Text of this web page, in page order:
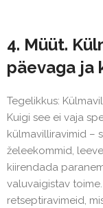
4. Müüt.
päevaga ja
Tegelikkus:
Kuigi see ei vaja
külmavilliravimid –
želeekommid,
kiirendada
valuvaigistav
retseptiravimeid,